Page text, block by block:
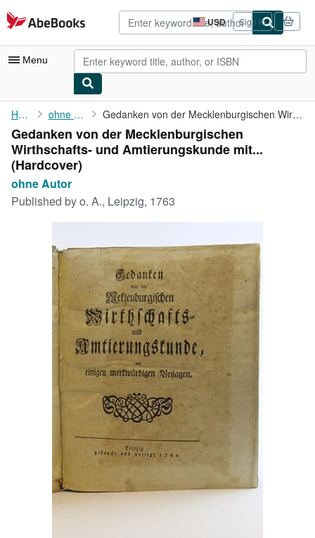
Skip to main content
AbeBooks.com USD
Site
shopping
preferences
Sign in
Menu
My Account
My Purchases
Advanced Search
Browse Collections
Textbooks
Start Selling
CLOSE
Home ohne Autor Gedanken von der Mecklenburgischen Wirthschafts- und ...
Gedanken von der Mecklenburgischen
Wirthschafts- und Amtierungskunde mit...
(Hardcover)
ohne Autor
Published byo. A., Leipzig, 1763